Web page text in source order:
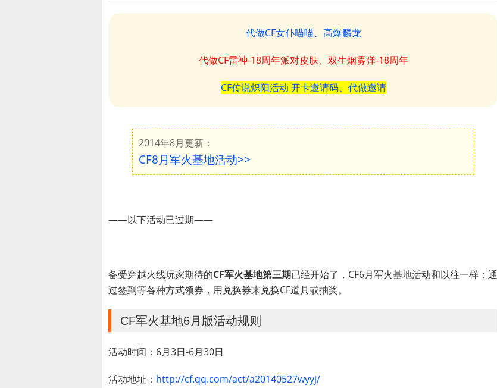
代做CF女仆喵喵、高爆麟龙
代做CF雷神-18周年派对皮肤、双生烟雾弹-18周年
CF传说炽阳活动 开卡邀请码、代做邀请
2014年8月更新：
CF8月军火基地活动>>
——以下活动已过期——
备受穿越火线玩家期待的CF军火基地第三期已经开始了，CF6月军火基地活动和以往一样：通
过签到等各种方式领券，用兑换券来兑换CF道具或抽奖。
CF军火基地6月版活动规则
活动时间：6月3日-6月30日
活动地址： http://cf.qq.com/act/a20140527wyyj/